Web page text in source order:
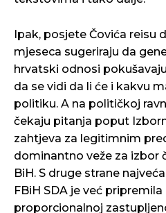
Ipak, posjete Čovića reisu
mjeseca sugeriraju da
hrvatski odnosi
da se vidi da li će i kakvu
politiku. A na političkoj
čekaju pitanja poput
zahtjeva za legitimnim
dominantno veže za izbor
BiH. S druge strane
FBiH SDA je već
proporcionalnoj